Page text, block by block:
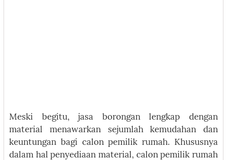
Meski begitu, jasa borongan lengkap dengan
material menawarkan sejumlah kemudahan dan
keuntungan bagi calon pemilik rumah. Khususnya
dalam hal penyediaan material, calon pemilik rumah